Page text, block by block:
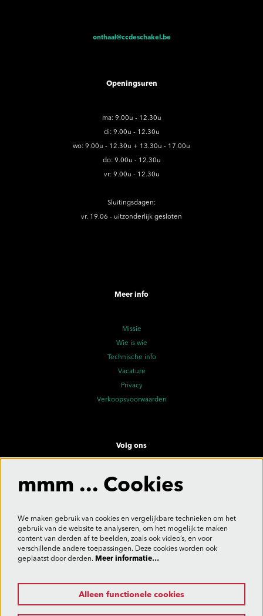
onthaal@ccdeschakel.be
Openingsuren
ma: 9.00u - 12.30u
di: 9.00u - 12.30u
wo: 9.00u - 12.30u + 13.30u - 17.00u
do: 9.00u - 12.30u
vr: 9.00u - 12.30u
Sluitingsdagen:
vr. 19.06 - uitzonderlijk gesloten
Meer info
Missie
Wie is wie
Technische info
Vacature
Privacy
Verkoopsvoorwaarden
Volg ons
Aanmelden
Deze site wordt beschermd door reCAPTCHA, dataverwerking gebeurt in overeenstemming met de
mmm ... Cookies
We maken gebruik van cookies en vergelijkbare technieken om het
gebruik van de website te analyseren, om het mogelijk te maken
content van derden af te beelden, zoals ook video’s, en voor
verschillende andere toepassingen. Deze cookies worden ook
geplaatst door derden. Meer informatie…
Alleen functionele cookies